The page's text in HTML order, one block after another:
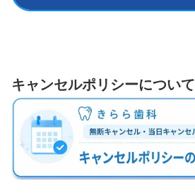
キャンセルポリシーについて